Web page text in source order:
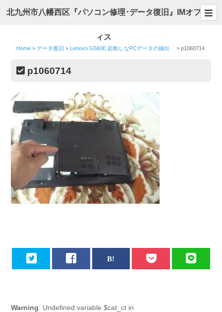
北九州市八幡西区『パソコン修理･データ復旧』IMオフ
ィス
Home >データ復旧 > Lenovo G560E 起動しなPCデータの抽出 >p1060714
p1060714
Warning: Undefined variable $cat_ct in